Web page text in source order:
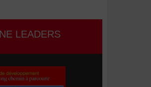
LEADERS